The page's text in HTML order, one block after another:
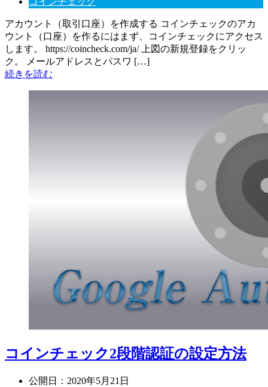
アカウント（取引口座）を作成する コインチェックのアカ
ウント（口座）を作るにはまず、コインチェックにアクセス
します。 https://coincheck.com/ja/ 上図の新規登録をクリッ
ク。 メールアドレスとパスワ […]
続きを読む
コインチェック2段階認証の設定方法
公開日： 2020年5月21日